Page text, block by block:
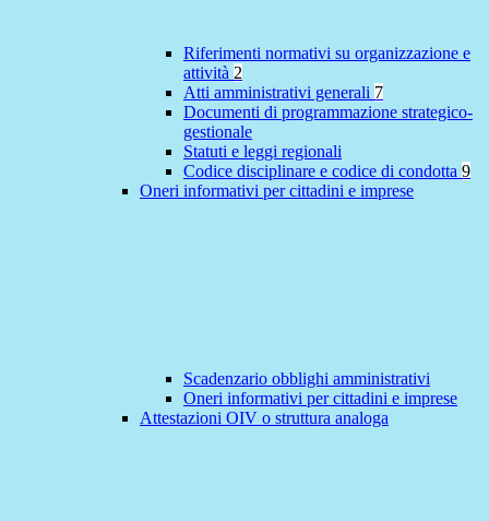
Riferimenti normativi su organizzazione e
attività 2
Atti amministrativi generali 7
Documenti di programmazione strategico-
gestionale
Statuti e leggi regionali
Codice disciplinare e codice di condotta 9
Oneri informativi per cittadini e imprese
Scadenzario obblighi amministrativi
Oneri informativi per cittadini e imprese
Attestazioni OIV o struttura analoga